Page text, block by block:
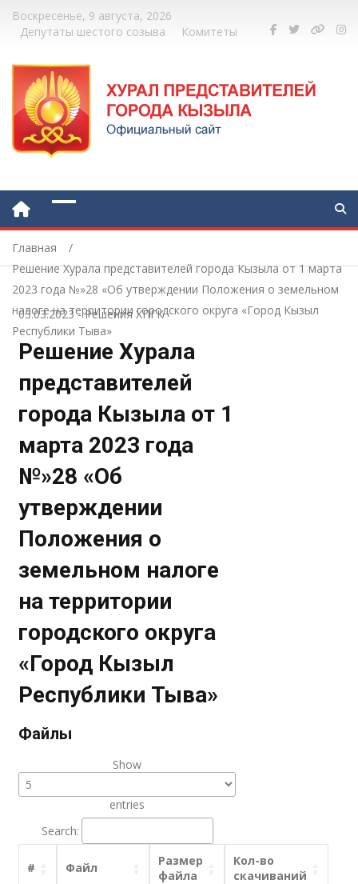
Воскресенье, 9 августа, 2026
Депутаты шестого созыва
Комитеты
Главная
Решение Хурала представителей города Кызыла от 1 марта
2023 года №»28 «Об утверждении Положения о земельном
налоге на территории городского округа «Город Кызыл
Республики Тыва»
03.03.2023- Решения ХПГК
Решение Хурала
представителей
города Кызыла от 1
марта 2023 года
№»28 «Об
утверждении
Положения о
земельном налоге
на территории
городского округа
«Город Кызыл
Республики Тыва»
Файлы
Show
entries
Search:
# Файл
Размер
файла
Кол-во
скачиваний